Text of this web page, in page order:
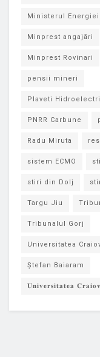
Ministerul Energiei
Minprest angajări
Minprest Rovinari
pensii mineri
Plaveti
PNRR Carbune
Radu Miruta
sistem ECMO
stiri din Dolj
Targu Jiu
Tribunalul Gorj
Universitatea
Ștefan Baiaram
𝐔𝐧𝐢𝐯𝐞𝐫𝐬𝐢𝐭𝐚𝐭𝐞𝐚